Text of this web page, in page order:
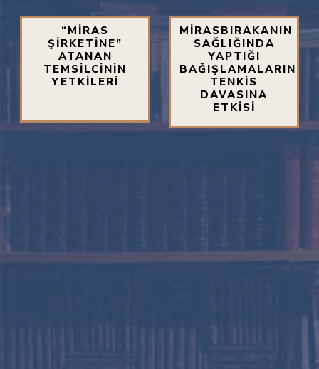
“MİRAS
ŞİRKETİNE”
ATANAN
TEMSİLCİNİN
YETKİLERİ
MİRASBIRAKANIN
SAĞLIĞINDA
YAPTIĞI
BAĞIŞLAMALARIN
TENKİS
DAVASINA
ETKİSİ